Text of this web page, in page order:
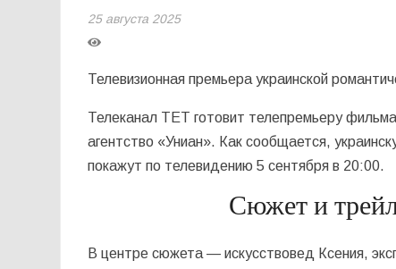
25 августа 2025
Телевизионная премьера украинской
Телеканал ТЕТ готовит телепремьеру
агентство «Униан». Как сообщается,
покажут по телевидению 5 сентября в 20:00.
Сюжет и
В центре сюжета — искусствовед Ксения,